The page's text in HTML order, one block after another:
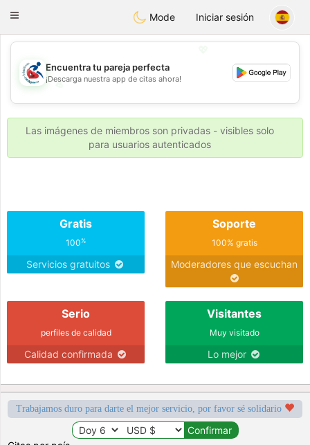
Handi Space
Toggle
Mode Iniciar sesión
💖
💕
💕
Encuentra tu pareja perfecta
¡Descarga nuestra app de citas ahora!
Las imágenes de miembros son privadas - visibles solo
para usuarios autenticados
Gratis
100%
Servicios gratuitos
Soporte
100% gratis
Moderadores que escuchan
Serio
perfiles de calidad
Calidad confirmada
Visitantes
Muy visitado
Lo mejor
Trabajamos duro para darte el mejor servicio, por favor sé solidario